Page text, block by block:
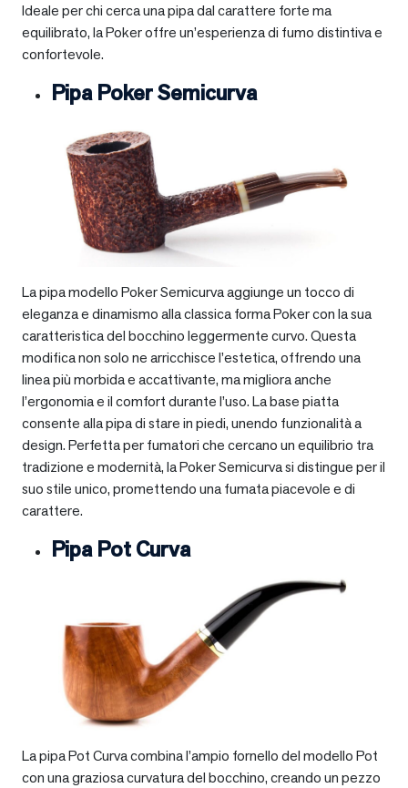
Ideale per chi cerca una pipa dal carattere forte ma
equilibrato, la Poker offre un’esperienza di fumo distintiva e
confortevole.
Pipa Poker Semicurva
La pipa modello Poker Semicurva aggiunge un tocco di
eleganza e dinamismo alla classica forma Poker con la sua
caratteristica del bocchino leggermente curvo. Questa
modifica non solo ne arricchisce l’estetica, offrendo una
linea più morbida e accattivante, ma migliora anche
l’ergonomia e il comfort durante l’uso. La base piatta
consente alla pipa di stare in piedi, unendo funzionalità a
design. Perfetta per fumatori che cercano un equilibrio tra
tradizione e modernità, la Poker Semicurva si distingue per il
suo stile unico, promettendo una fumata piacevole e di
carattere.
Pipa Pot Curva
La pipa Pot Curva combina l’ampio fornello del modello Pot
con una graziosa curvatura del bocchino, creando un pezzo